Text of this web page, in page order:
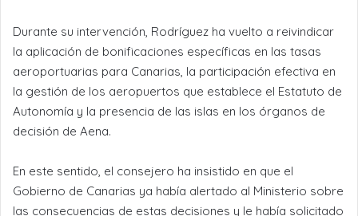
Durante su intervención, Rodríguez ha vuelto a reivindicar
la aplicación de bonificaciones específicas en las tasas
aeroportuarias para Canarias, la participación efectiva en
la gestión de los aeropuertos que establece el Estatuto de
Autonomía y la presencia de las islas en los órganos de
decisión de Aena.
En este sentido, el consejero ha insistido en que el
Gobierno de Canarias ya había alertado al Ministerio sobre
las consecuencias de estas decisiones y le había solicitado